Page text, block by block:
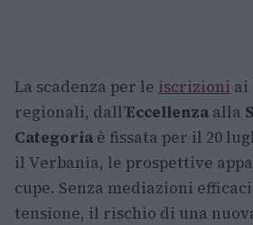
La scadenza per le iscrizioni ai
regionali, dall’Eccellenza alla
Categoria è fissata per il 20
il Verbania, le prospettive
cupe. Senza mediazioni
tensione, il rischio di una